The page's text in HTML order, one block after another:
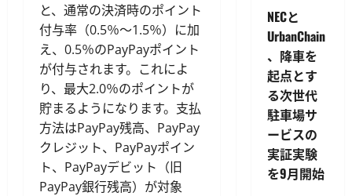
と、通常の決済時のポイント
付与率（0.5％〜1.5％）に加
え、0.5％のPayPayポイント
が付与されます。これによ
り、最大2.0％のポイントが
貯まるようになります。支払
方法はPayPay残高、PayPay
クレジット、PayPayポイン
ト、PayPayデビット（旧
PayPay銀行残高）が対象
NECと
UrbanChain
、降車を
起点とす
る次世代
駐車場サ
ービスの
実証実験
を9月開始